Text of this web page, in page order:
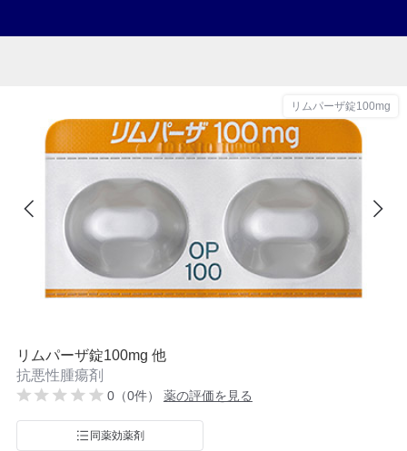
リムパーザ錠100mg
リムパーザ錠100mg 他
抗悪性腫瘍剤
0（0件） 薬の評価を見る
同薬効薬剤